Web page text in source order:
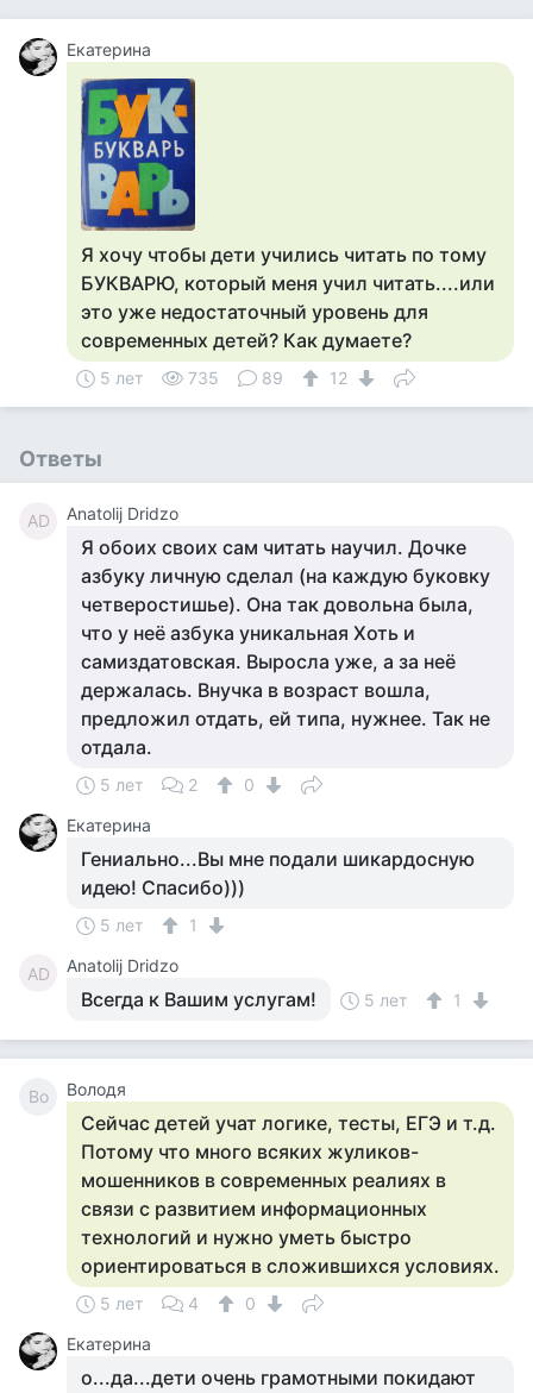
Екатерина
Я хочу чтобы дети учились читать по тому
БУКВАРЮ, который меня учил читать....или
это уже недостаточный уровень для
современных детей? Как думаете?
5 лет 735 89 12
Ответы
AD Anatolij Dridzo
Я обоих своих сам читать научил. Дочке
азбуку личную сделал (на каждую буковку
четверостишье). Она так довольна была,
что у неё азбука уникальная Хоть и
самиздатовская. Выросла уже, а за неё
держалась. Внучка в возраст вошла,
предложил отдать, ей типа, нужнее. Так не
отдала.
5 лет 2
0
Екатерина
Гениально...Вы мне подали шикардосную
идею! Спасибо)))
5 лет 1
AD Anatolij Dridzo
Всегда к Вашим услугам! 5 лет 1
Во Володя
Сейчас детей учат логике, тесты, ЕГЭ и т.д.
Потому что много всяких жуликов-
мошенников в современных реалиях в
связи с развитием информационных
технологий и нужно уметь быстро
ориентироваться в сложившихся условиях.
5 лет 4
0
Екатерина
о...да...дети очень грамотными покидают